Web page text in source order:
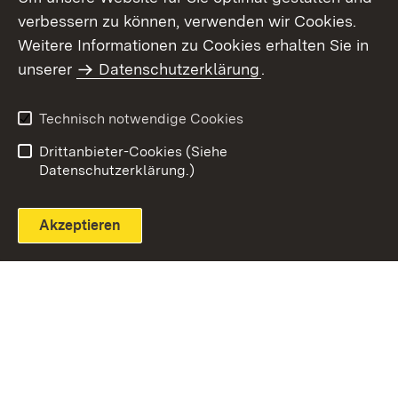
Themenübersicht
verbessern zu können, verwenden wir Cookies.
Weitere Informationen zu Cookies erhalten Sie in
unserer
Datenschutzerklärung.
Technisch notwendige Cookies
Drittanbieter-Cookies (Siehe
Datenschutzerklärung.)
Akzeptieren